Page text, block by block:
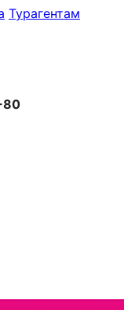
Турагентам
80